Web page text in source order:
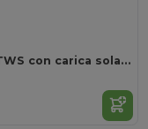
SONORA Auricolari TWS con carica solare